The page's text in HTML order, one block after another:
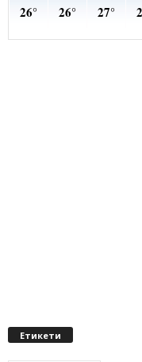
Етикети